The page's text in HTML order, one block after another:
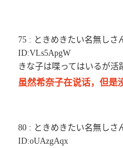
75 : ときめきたい名無しさ
ID:VLs5ApgW
きな子は喋ってはいるが活
虽然希奈子在说话，但是
80 : ときめきたい名無しさ
ID:oUAzgAqx